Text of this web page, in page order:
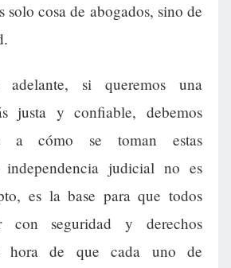
solo cosa de abogados, sino de
si queremos una
justa y confiable, debemos
a cómo se toman estas
independencia judicial no es
es la base para que todos
con seguridad y derechos
hora de que cada uno de